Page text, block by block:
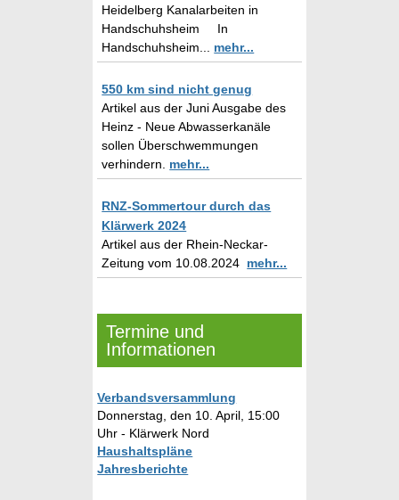
Heidelberg Kanalarbeiten in
Handschuhsheim In
Handschuhsheim... mehr...
550 km sind nicht genug
Artikel aus der Juni Ausgabe des
Heinz - Neue Abwasserkanäle
sollen Überschwemmungen
verhindern. mehr...
RNZ-Sommertour durch das
Klärwerk 2024
Artikel aus der Rhein-Neckar-
Zeitung vom 10.08.2024 mehr...
Termine und
Informationen
Verbandsversammlung
Donnerstag, den 10. April, 15:00
Uhr - Klärwerk Nord
Haushaltspläne
Jahresberichte